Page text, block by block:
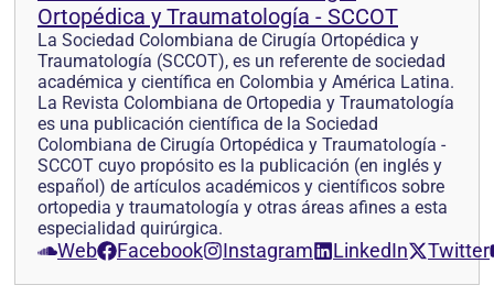
Ortopédica y Traumatología - SCCOT
La Sociedad Colombiana de Cirugía Ortopédica y
Traumatología (SCCOT), es un referente de sociedad
académica y científica en Colombia y América Latina.
La Revista Colombiana de Ortopedia y Traumatología
es una publicación científica de la Sociedad
Colombiana de Cirugía Ortopédica y Traumatología -
SCCOT cuyo propósito es la publicación (en inglés y
español) de artículos académicos y científicos sobre
ortopedia y traumatología y otras áreas afines a esta
especialidad quirúrgica.
Web Facebook Instagram LinkedIn Twitter